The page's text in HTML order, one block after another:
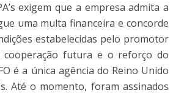
exigem que a empresa admita a
uma multa financeira e concorde
estabelecidas pelo promotor
futura e o reforço do
é a única agência do Reino Unido
Até o momento, foram assinados